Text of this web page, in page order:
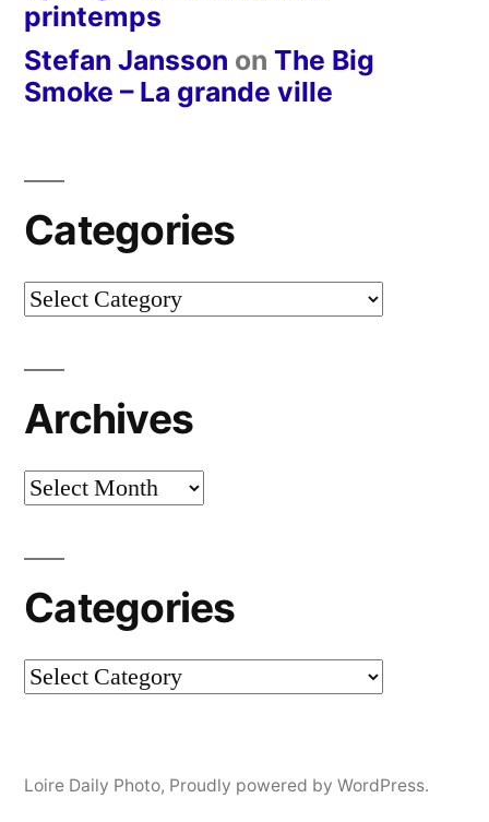
printemps
Stefan Jansson on The Big
Smoke – La grande ville
Categories
Categories
Archives
Archives
Categories
Categories
Loire Daily Photo, Proudly powered by WordPress.